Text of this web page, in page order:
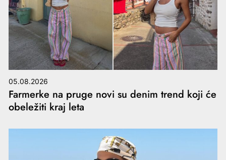
05.08.2026
Farmerke na pruge novi su denim trend koji će
obeležiti kraj leta